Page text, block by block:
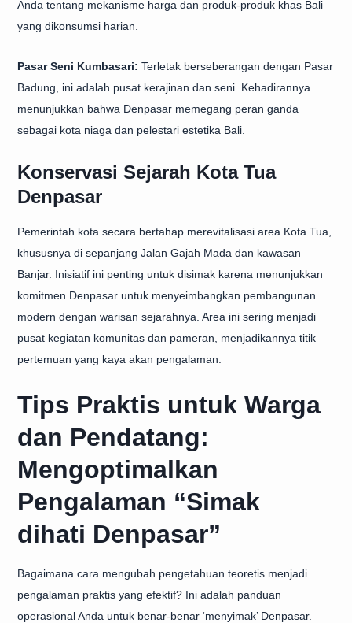
Anda tentang mekanisme harga dan produk-produk khas Bali
yang dikonsumsi harian.
Pasar Seni Kumbasari: Terletak berseberangan dengan Pasar
Badung, ini adalah pusat kerajinan dan seni. Kehadirannya
menunjukkan bahwa Denpasar memegang peran ganda
sebagai kota niaga dan pelestari estetika Bali.
Konservasi Sejarah Kota Tua
Denpasar
Pemerintah kota secara bertahap merevitalisasi area Kota Tua,
khususnya di sepanjang Jalan Gajah Mada dan kawasan
Banjar. Inisiatif ini penting untuk disimak karena menunjukkan
komitmen Denpasar untuk menyeimbangkan pembangunan
modern dengan warisan sejarahnya. Area ini sering menjadi
pusat kegiatan komunitas dan pameran, menjadikannya titik
pertemuan yang kaya akan pengalaman.
Tips Praktis untuk Warga
dan Pendatang:
Mengoptimalkan
Pengalaman “Simak
dihati Denpasar”
Bagaimana cara mengubah pengetahuan teoretis menjadi
pengalaman praktis yang efektif? Ini adalah panduan
operasional Anda untuk benar-benar ‘menyimak’ Denpasar.